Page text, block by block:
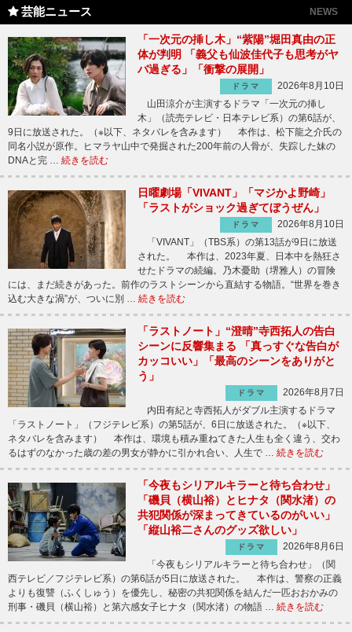
芸能ニュース NEWS
「一次元の挿し木」“紫陽”堀田真由の正
体が判明 「義父も仙波佳代子も思考がヤ
バ過ぎる」「衝撃の展開」
ドラマ
2026年8月10日
山田涼介が主演するドラマ「一次元の挿し
木」（読売テレビ・日本テレビ系）の第6話が、
9日に放送された。（※以下、ネタバレを含みます） 本作は、松下龍之介氏の
同名小説が原作。ヒマラヤ山中で発掘された200年前の人骨が、失踪した妹の
DNAと完 … 続きを読む
日曜劇場「VIVANT」「マジかよ野崎」
「ラストがショック過ぎてぼうぜん」
ドラマ
2026年8月10日
「VIVANT」（TBS系）の第13話が9日に放送
された。 本作は、2023年夏、日本中を熱狂さ
せたドラマの続編。乃木憂助（堺雅人）の冒険
には、まだ続きがあった。前作のラストシーンから直結する物語。“世界を巻き
込む大きな渦”が、ついに別 … 続きを読む
「ラストノート」“澄晴”寺西拓人の告白
シーンに反響集まる 「真っすぐな告白が
カッコいい」「最高のシーンをありがと
う」
ドラマ
2026年8月7日
内田有紀と寺西拓人がダブル主演するドラマ
「ラストノート」（フジテレビ系）の第5話が、6日に放送された。（※以下、
ネタバレを含みます） 本作は、環境も積み重ねてきた人生も全く違う、交わ
るはずのなかった歳の差の男女が静かに引かれ合い、人生で … 続きを読む
「今夜もシリアルキラーと待ち合わせ」
「磯貝（横山裕）とヒナタ（関水渚）の
共犯関係が深まってきているのがいい」
「縦山裕二さんのグッズ欲しい」
ドラマ
2026年8月6日
「今夜もシリアルキラーと待ち合わせ」（関
西テレビ／フジテレビ系）の第6話が5日に放送された。 本作は、警察の正義
よりも復讐（ふくしゅう）を優先し、秘密の共犯関係を結んだ一匹おおかみの
刑事・磯貝（横山裕）と第六感女子ヒナタ（関水渚）の物語 … 続きを読む